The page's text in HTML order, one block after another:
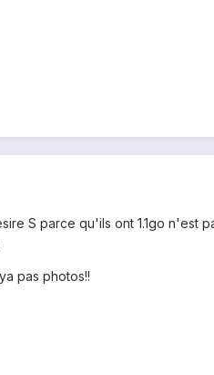
S parce qu'ils ont 1.1go
pas photos!!